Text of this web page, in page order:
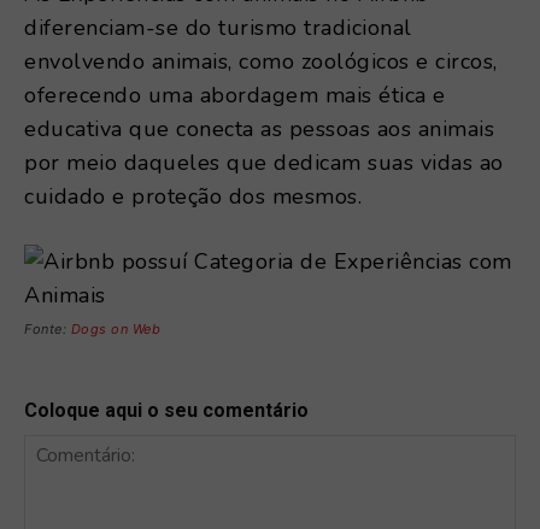
diferenciam-se do turismo tradicional
envolvendo animais, como zoológicos e circos,
oferecendo uma abordagem mais ética e
educativa que conecta as pessoas aos animais
por meio daqueles que dedicam suas vidas ao
cuidado e proteção dos mesmos.
Fonte: Dogs on Web
Coloque aqui o seu comentário